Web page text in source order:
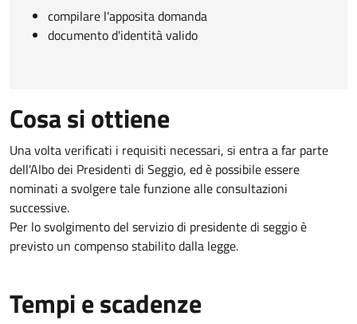
compilare l'apposita domanda
documento d'identità valido
Cosa si ottiene
Una volta verificati i requisiti necessari, si entra a far parte
dell'Albo dei Presidenti di Seggio, ed è possibile essere
nominati a svolgere tale funzione alle consultazioni
successive.
Per lo svolgimento del servizio di presidente di seggio è
previsto un compenso stabilito dalla legge.
Tempi e scadenze